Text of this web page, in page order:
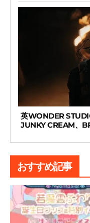
英WONDER
JUNKY CREAM、
おすすめ記事